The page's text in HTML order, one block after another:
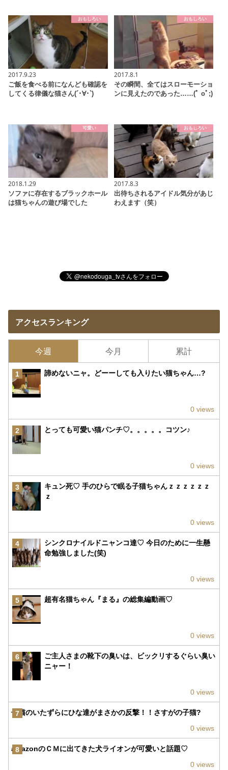
おもしろい
2017.9.23
ご飯を食べる前になんども確認を
してくる律儀な猫さん(´･∀･`)
おもしろい
2017.8.1
その瞬間、全てはスローモーショ
ンに見えたのであった……(ﾟ oﾟ;)
可愛い
2018.1.29
ソファに存在するブラックホール
は猫ちゃんの遊び場でした
おもしろい
2017.8.3
出待ちされるアイドル気分があじ
わえます（笑）
アクセスランキング
今週 今月 累計
1 諦めないニャ。どーーしても入りたい猫ちゃん…?
0 views
2 とっても可愛い猫パンチ♡。。。。。コツン♪
0 views
3
キュン死♡ 手のひらで眠る子猫ちゃんｚｚｚｚｚｚ
ｚ
0 views
4
シンクロナイルドニャンコ達♡ 今日のために一生懸
命勉強しました(笑)
0 views
5 超有名猫ちゃん『まる』の総集編動画♡
0 views
6
ご主人さまの靴下の臭いは、ビックリするぐらい臭い
ニャー！
0 views
7
子猫のいたずらにひな達がまさかの反撃！！さすがの子猫?
0 views
8
amazonのＣＭに出てきた犬ライオンが可愛いと話題♡
0 views